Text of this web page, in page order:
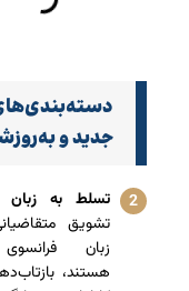
جدید و
تسلط به زبان
تشویق
زبان
هستند،